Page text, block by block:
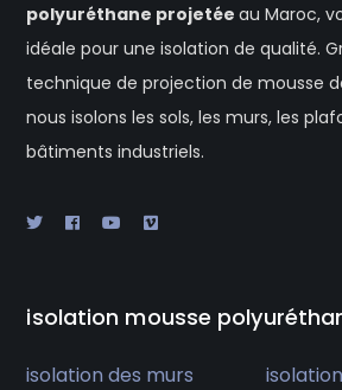
polyuréthane projetéeau Maroc,
idéale pour une isolation de qualité.
technique de projection de mousse
nous isolons les sols, les murs, les
bâtiments industriels.
isolation mousse
isolation des murs